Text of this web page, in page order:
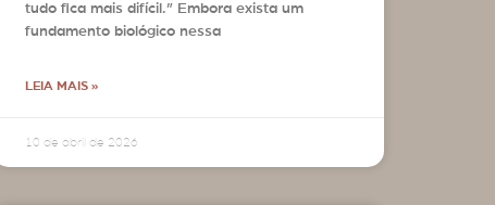
tudo fica mais difícil.” Embora exista um
fundamento biológico nessa
LEIA MAIS »
10 de abril de 2026